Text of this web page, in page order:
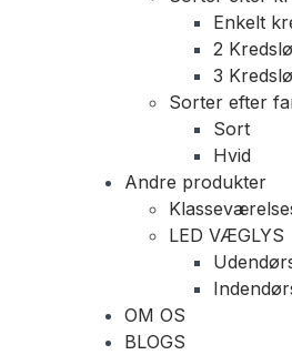
Enkelt
2
3
Sorter efter
Sort
Hvid
Andre produkter
LED VÆGLYS
OM OS
BLOGS